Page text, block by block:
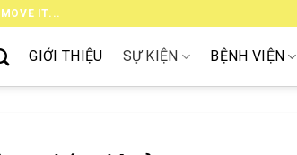
IT...
GIỚI THIỆU SỰ KIỆN BỆNH VIỆN